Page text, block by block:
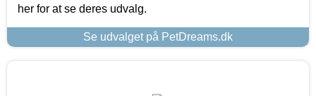
her for at se deres udvalg.
Se udvalget på PetDreams.dk